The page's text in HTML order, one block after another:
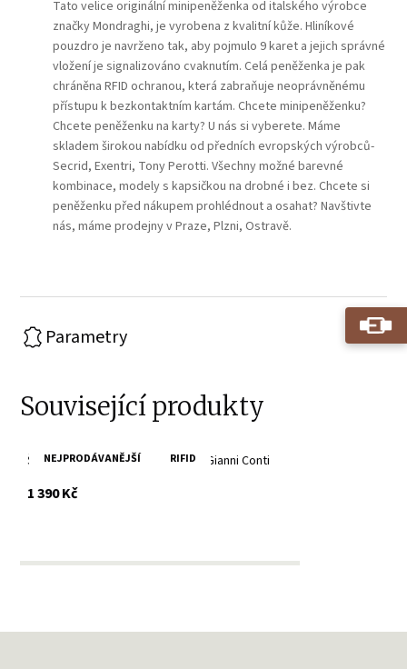
Tato velice originální minipeněženka od italského výrobce
značkyMondraghi, je vyrobena z kvalitní kůže. Hliníkové
pouzdro je navrženo tak, aby pojmulo 9 karet a jejich správné
vložení je signalizováno cvaknutím. Celá peněženka je pak
chráněna RFID ochranou, která zabraňuje neoprávněnému
přístupu k bezkontaktním kartám. Chcete minipeněženku?
Chcete peněženku na karty? U nás si vyberete. Máme
skladem širokou nabídku od předních evropských výrobců-
Secrid, Exentri, Tony Perotti. Všechny možné barevné
kombinace, modely s kapsičkou na drobné i bez. Chcete si
peněženku před nákupem prohlédnout a osahat? Navštivte
nás, máme prodejny v Praze, Plzni, Ostravě.
Parametry
Související produkty
NEJPRODÁVANĚJŠÍ RIFID
Šedá dámská kožená peněženka Gianni Conti
1 390 Kčs DPH